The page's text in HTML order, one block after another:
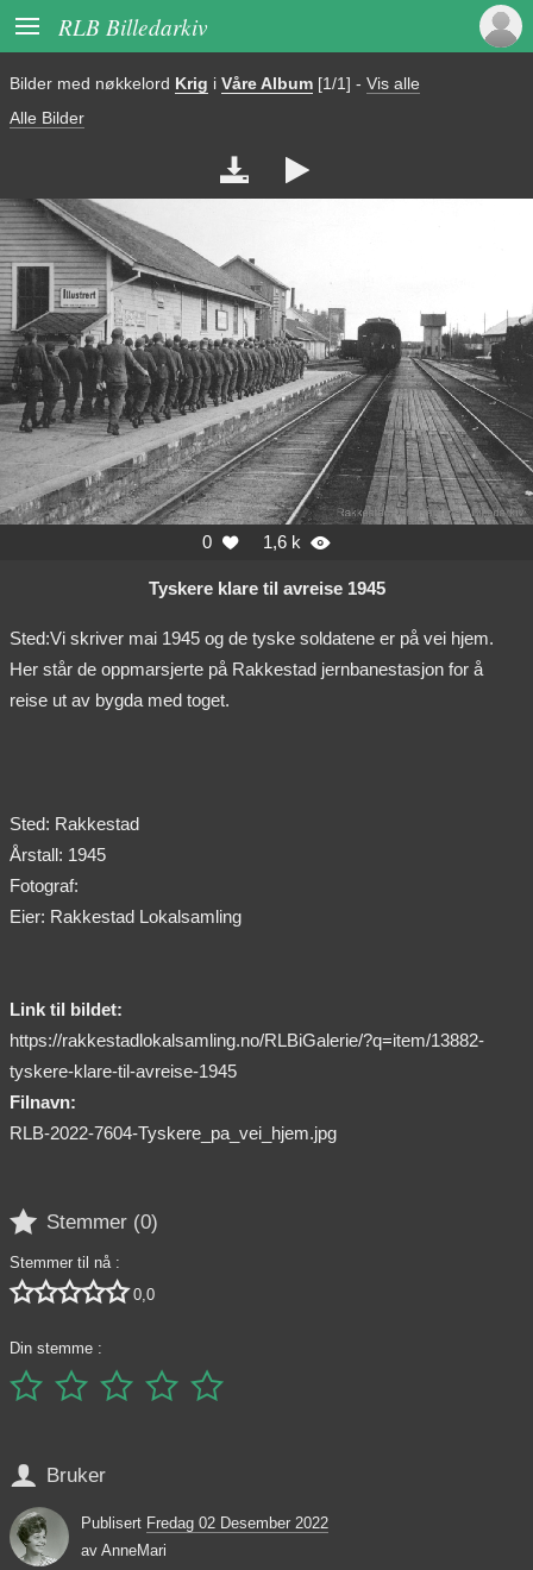
 RLB Billedarkiv
Bilder med nøkkelord Krig i Våre Album [1/1] - Vis alle
Alle Bilder
 
0  1,6 k 
Tyskere klare til avreise 1945
Sted:Vi skriver mai 1945 og de tyske soldatene er på vei hjem.
Her står de oppmarsjerte på Rakkestad jernbanestasjon for å
reise ut av bygda med toget.
Sted: Rakkestad
Årstall: 1945
Fotograf:
Eier: Rakkestad Lokalsamling
Link til bildet:
https://rakkestadlokalsamling.no/RLBiGalerie/?q=item/13882-
tyskere-klare-til-avreise-1945
Filnavn:
RLB-2022-7604-Tyskere_pa_vei_hjem.jpg
 Stemmer (0)
Stemmer til nå :
 0,0
Din stemme :
    
 Bruker
Publisert Fredag 02 Desember 2022
av AnneMari